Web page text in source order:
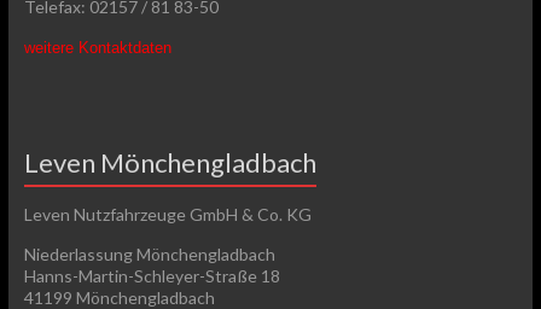
Telefax: 02157 / 81 83-50
weitere Kontaktdaten
Leven Mönchengladbach
Leven Nutzfahrzeuge GmbH & Co. KG
Niederlassung Mönchengladbach
Hanns-Martin-Schleyer-Straße 18
41199 Mönchengladbach